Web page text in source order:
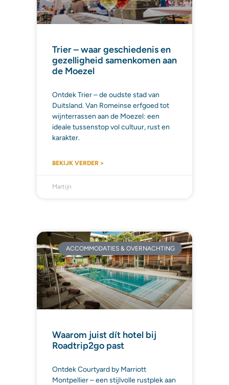
Trier – waar geschiedenis en
gezelligheid samenkomen aan
de Moezel
Ontdek Trier – de oudste stad van
Duitsland. Van Romeinse erfgoed tot
wijnterrassen aan de Moezel: een
ideale tussenstop vol cultuur, rust en
karakter.
BEKIJK VERDER >
Martijn
ACCOMMODATIES & OVERNACHTING
Waarom juist dít hotel bij
Roadtrip2go past
Ontdek Courtyard by Marriott
Montpellier – een stijlvolle rustplek aan